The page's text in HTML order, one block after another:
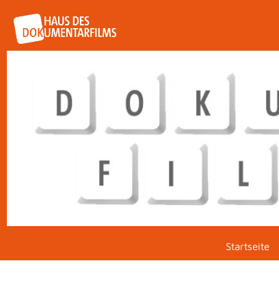
Startseite